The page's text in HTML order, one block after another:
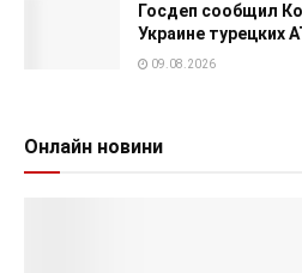
Госдеп сообщил
Украине турецких
09.08.2026
Онлайн новини